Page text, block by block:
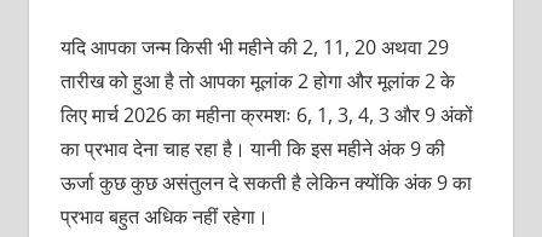
यदि आपका जन्म किसी भी महीने की 2, 11, 20 अथवा 29
तारीख को हुआ है तो आपका मूलांक 2 होगा और मूलांक 2 के
लिए मार्च 2026 का महीना क्रमशः 6, 1, 3, 4, 3 और 9 अंकों
का प्रभाव देना चाह रहा है। यानी कि इस महीने अंक 9 की
ऊर्जा कुछ कुछ असंतुलन दे सकती है लेकिन क्योंकि अंक 9 का
प्रभाव बहुत अधिक नहीं रहेगा।